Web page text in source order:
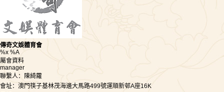
傳奇文娛體育會
%x %A
屬會資料
manager
聯繫人：陳綺蘿
會址：澳門筷子基林茂海邊大馬路499號運順新邨A座16K